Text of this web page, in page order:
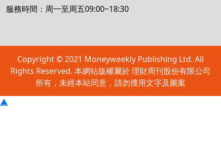
服務時間：周一至周五09:00~18:30
Copyright © 2021 Moneyweekly Publishing Ltd. All
Rights Reserved. 本網站版權屬於 理財周刊股份有限公司
所有，未經本站同意，請勿擅用文字及圖案
▲